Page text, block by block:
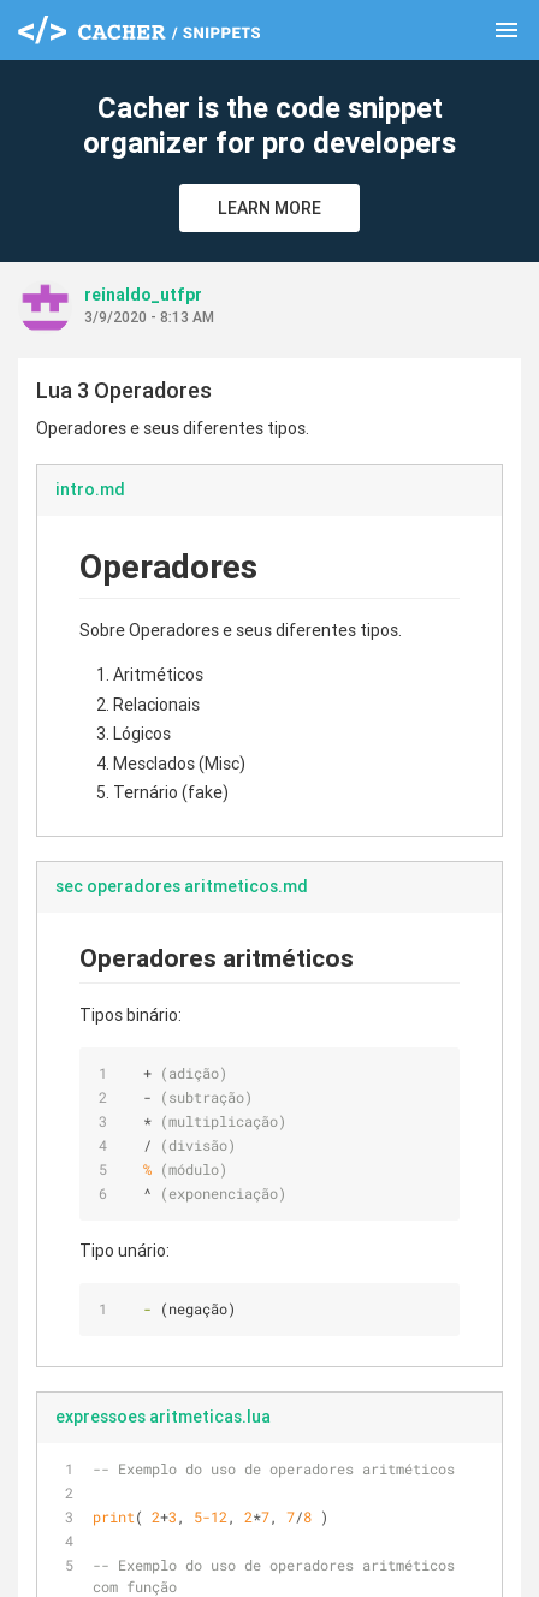
menu
Cacher is the code snippet
organizer for pro developers
LEARN MORE
reinaldo_utfpr
3/9/2020 - 8:13 AM
Lua 3 Operadores
Operadores e seus diferentes tipos.
intro.md
Operadores
Sobre Operadores e seus diferentes tipos.
Aritméticos
Relacionais
Lógicos
Mesclados (Misc)
Ternário (fake)
sec operadores aritmeticos.md
Operadores aritméticos
Tipos binário:
  +
(adição)
  -
(subtração)
  *
(multiplicação)
  /
(divisão)
% (módulo)
  ^
(exponenciação)
Tipo unário:
  -
(negação)
expressoes aritmeticas.lua
-- Exemplo do uso de operadores aritméticos
print( 2+3 , 5-12 , 2*7, 7/8 )
-- Exemplo do uso de operadores aritméticos
com função
clear